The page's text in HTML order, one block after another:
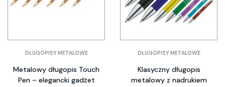
DŁUGOPISY METALOWE
Metalowy długopis Touch
Pen – elegancki gadżet
DŁUGOPISY METALOWE
Klasyczny długopis
metalowy z nadrukiem